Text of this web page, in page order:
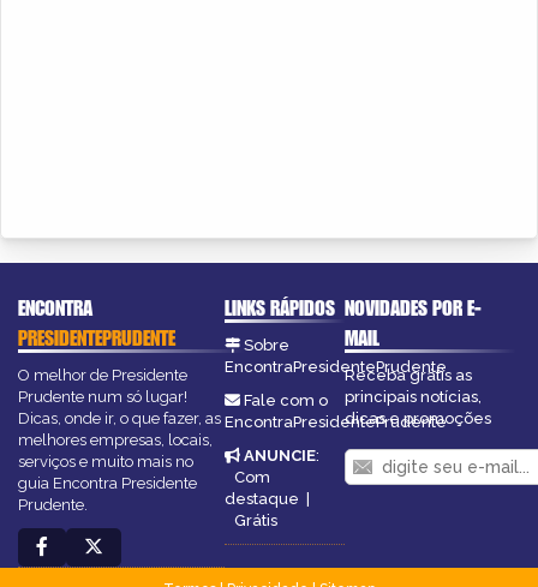
ENCONTRA
PRESIDENTEPRUDENTE
O melhor de Presidente
Prudente num só lugar!
Dicas, onde ir, o que fazer, as
melhores empresas, locais,
serviços e muito mais no
guia Encontra Presidente
Prudente.
LINKS RÁPIDOS
Sobre
EncontraPresidentePrudente
Fale com o
EncontraPresidentePrudente
ANUNCIE:
Com
destaque |
Grátis
NOVIDADES POR E-
MAIL
Receba grátis as
principais notícias,
dicas e promoções